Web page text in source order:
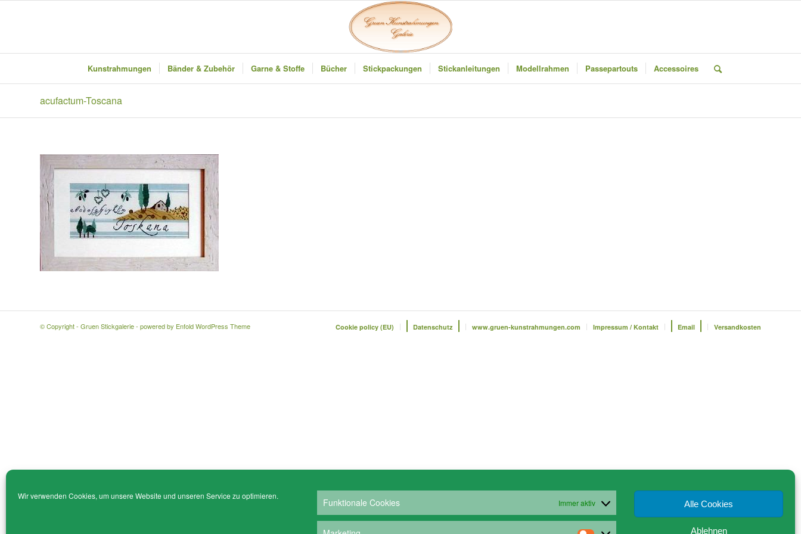
Wir verwenden Cookies, um unsere Website und unseren Service zu optimieren.
Funktionale Cookies Immer aktiv Alle Cookies
Ablehnen
Kunstrahmungen Bänder & Zubehör Garne & Stoffe Bücher Stickpackungen Stickanleitungen Modellrahmen Passepartouts Accessoires
acufactum-Toscana
© Copyright - Gruen Stickgalerie - powered by Enfold WordPress Theme Cookie policy (EU) Datenschutz www.gruen-kunstrahmungen.com Impressum / Kontakt Email Versandkosten